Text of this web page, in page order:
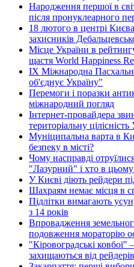
Народження першої в
після пронуклеарного
18 лютого в центрі
захисників
Місце України в
щастя World Happiness
ІХ Міжнародна
об'єднує Україну"
Перемоги і поразки
міжнародний погляд
Інтернет-провайдера
територіальну цілісність
Муніципальна варта в
безпеку в місті?
Чому насправді
"Лазурний" і хто в
У Києві діють рейдери
Шахраям немає місця в
Підлітки вимагають
з 14 років
Впровадження
подовження мораторію
"Кіровоградські ковбої"
захищаються від рейдерів